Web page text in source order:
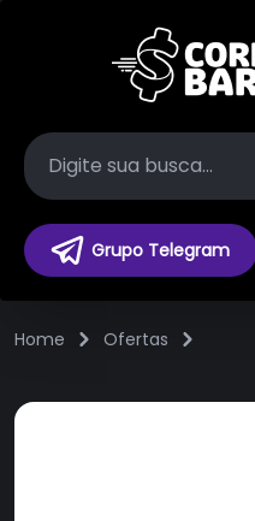
Grupo Telegram
Home Ofertas